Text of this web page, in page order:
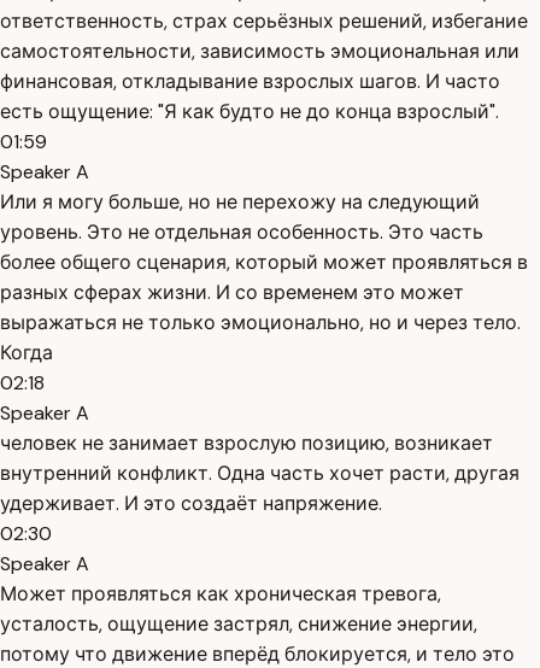
ответственность, страх серьёзных решений, избегание
самостоятельности, зависимость эмоциональная или
финансовая, откладывание взрослых шагов. И часто
есть ощущение: "Я как будто не до конца взрослый".
01:59
Speaker A
Или я могу больше, но не перехожу на следующий
уровень. Это не отдельная особенность. Это часть
более общего сценария, который может проявляться в
разных сферах жизни. И со временем это может
выражаться не только эмоционально, но и через тело.
Когда
02:18
Speaker A
человек не занимает взрослую позицию, возникает
внутренний конфликт. Одна часть хочет расти, другая
удерживает. И это создаёт напряжение.
02:30
Speaker A
Может проявляться как хроническая тревога,
усталость, ощущение застрял, снижение энергии,
потому что движение вперёд блокируется, и тело это